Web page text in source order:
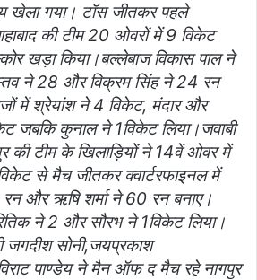
खेला गया। टॉस जीतकर पहले
की टीम 20 ओवरों में 9 विकेट
खड़ा किया।बल्लेबाज विकास पाल ने
ने 28 और विक्रम सिंह ने 24 रन
में श्रेयांश ने 4 विकेट, मंदार और
जबकि कुनाल ने 1विकेट लिया।जवाबी
की टीम के खिलाड़ियों ने 14वें ओवर में
से मैच जीतकर क्वार्टरफाइनल में
और ऋषि शर्मा ने 60 रन बनाए।
ने 2 और सौरभ ने 1विकेट लिया।
जगदीश सोनी,जयप्रकाश
विराट पाण्डेय ने मैन ऑफ द मैच रहे नागपुर